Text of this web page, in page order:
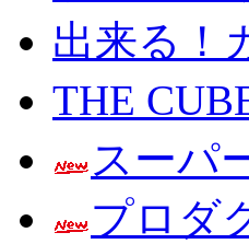
出来る！
THE
スーパ
プロダ